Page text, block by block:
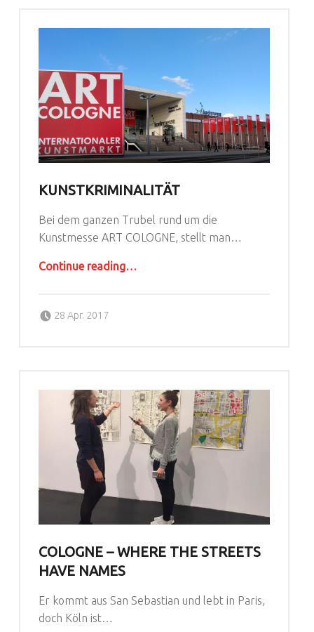
KUNSTKRIMINALITÄT
Bei dem ganzen Trubel rund um die
Kunstmesse ART COLOGNE, stellt man…
Continue reading…
28 Apr. 2017
COLOGNE – WHERE THE STREETS
HAVE NAMES
Er kommt aus San Sebastian und lebt in Paris,
doch Köln ist…